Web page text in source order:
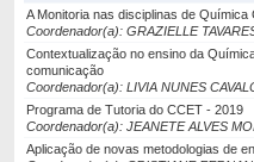
A Monitoria nas disciplinas de
Coordenador(a): GRAZIELLE
Contextualização no ensino da
comunicação
Coordenador(a): LIVIA NUNES
Programa de Tutoria do CCET - 2019
Coordenador(a): JEANETE ALVES
Aplicação de novas metodologias de